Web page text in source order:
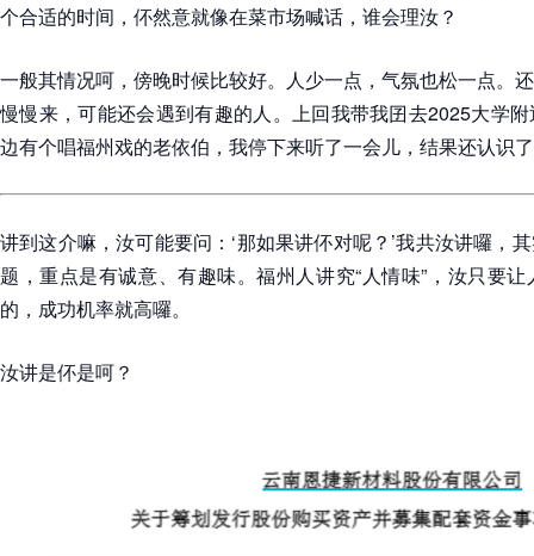
个合适的时间，伓然意就像在菜市场喊话，谁会理汝？
一般其情况呵，傍晚时候比较好。人少一点，气氛也松一点。
慢慢来，可能还会遇到有趣的人。上回我带我囝去2025大学
边有个唱福州戏的老依伯，我停下来听了一会儿，结果还认识
讲到这介嘛，汝可能要问：‘那如果讲伓对呢？’我共汝讲囉，
题，重点是有诚意、有趣味。福州人讲究“人情味”，汝只要
的，成功机率就高囉。
汝讲是伓是呵？